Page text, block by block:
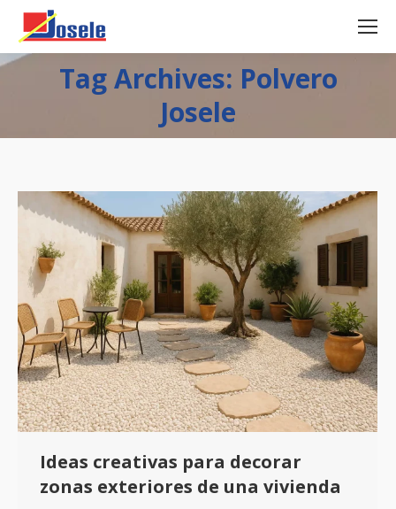
Tag Archives: Polvero
Josele
Ideas creativas para decorar
zonas exteriores de una vivienda